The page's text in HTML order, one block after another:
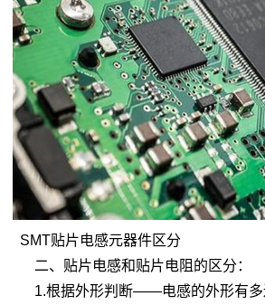
SMT贴片电感元器件区分
二、贴片电感和贴片电阻的区分：
1.根据外形判断——电感的外形有多